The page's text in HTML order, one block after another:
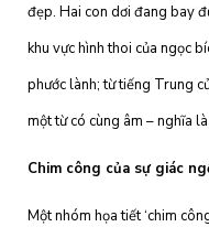
đẹp. Hai con dơi đang bay
khu vực hình thoi của ngọc
phước lành; từ tiếng Trung
một từ có cùng âm – nghĩa là
Chim công của sự giác
Một nhóm họa tiết ‘chim